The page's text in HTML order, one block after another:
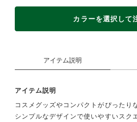
カラーを選択して
アイテム説明
アイテム説明
コスメグッズやコンパクトがぴったり
シンプルなデザインで使いやすいスク